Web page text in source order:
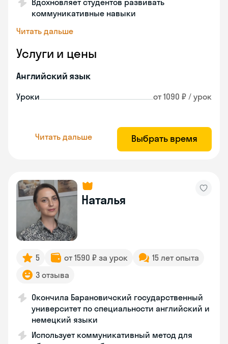
Вдохновляет студентов развивать
коммуникативные навыки
Читать дальше
Услуги и цены
Английский язык
Уроки от 1090 ₽ / урок
Читать дальше Выбрать время
Наталья
5 от 1590 ₽ за урок
15 лет опыта
3 отзыва
Окончила Барановичский государственный
университет по специальности английский и
немецкий языки
Использует коммуникативный метод для